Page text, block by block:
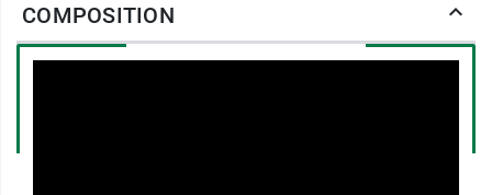
nourrissants et protecteurs
notamment le beurre de karité, les huiles
COMPOSITION